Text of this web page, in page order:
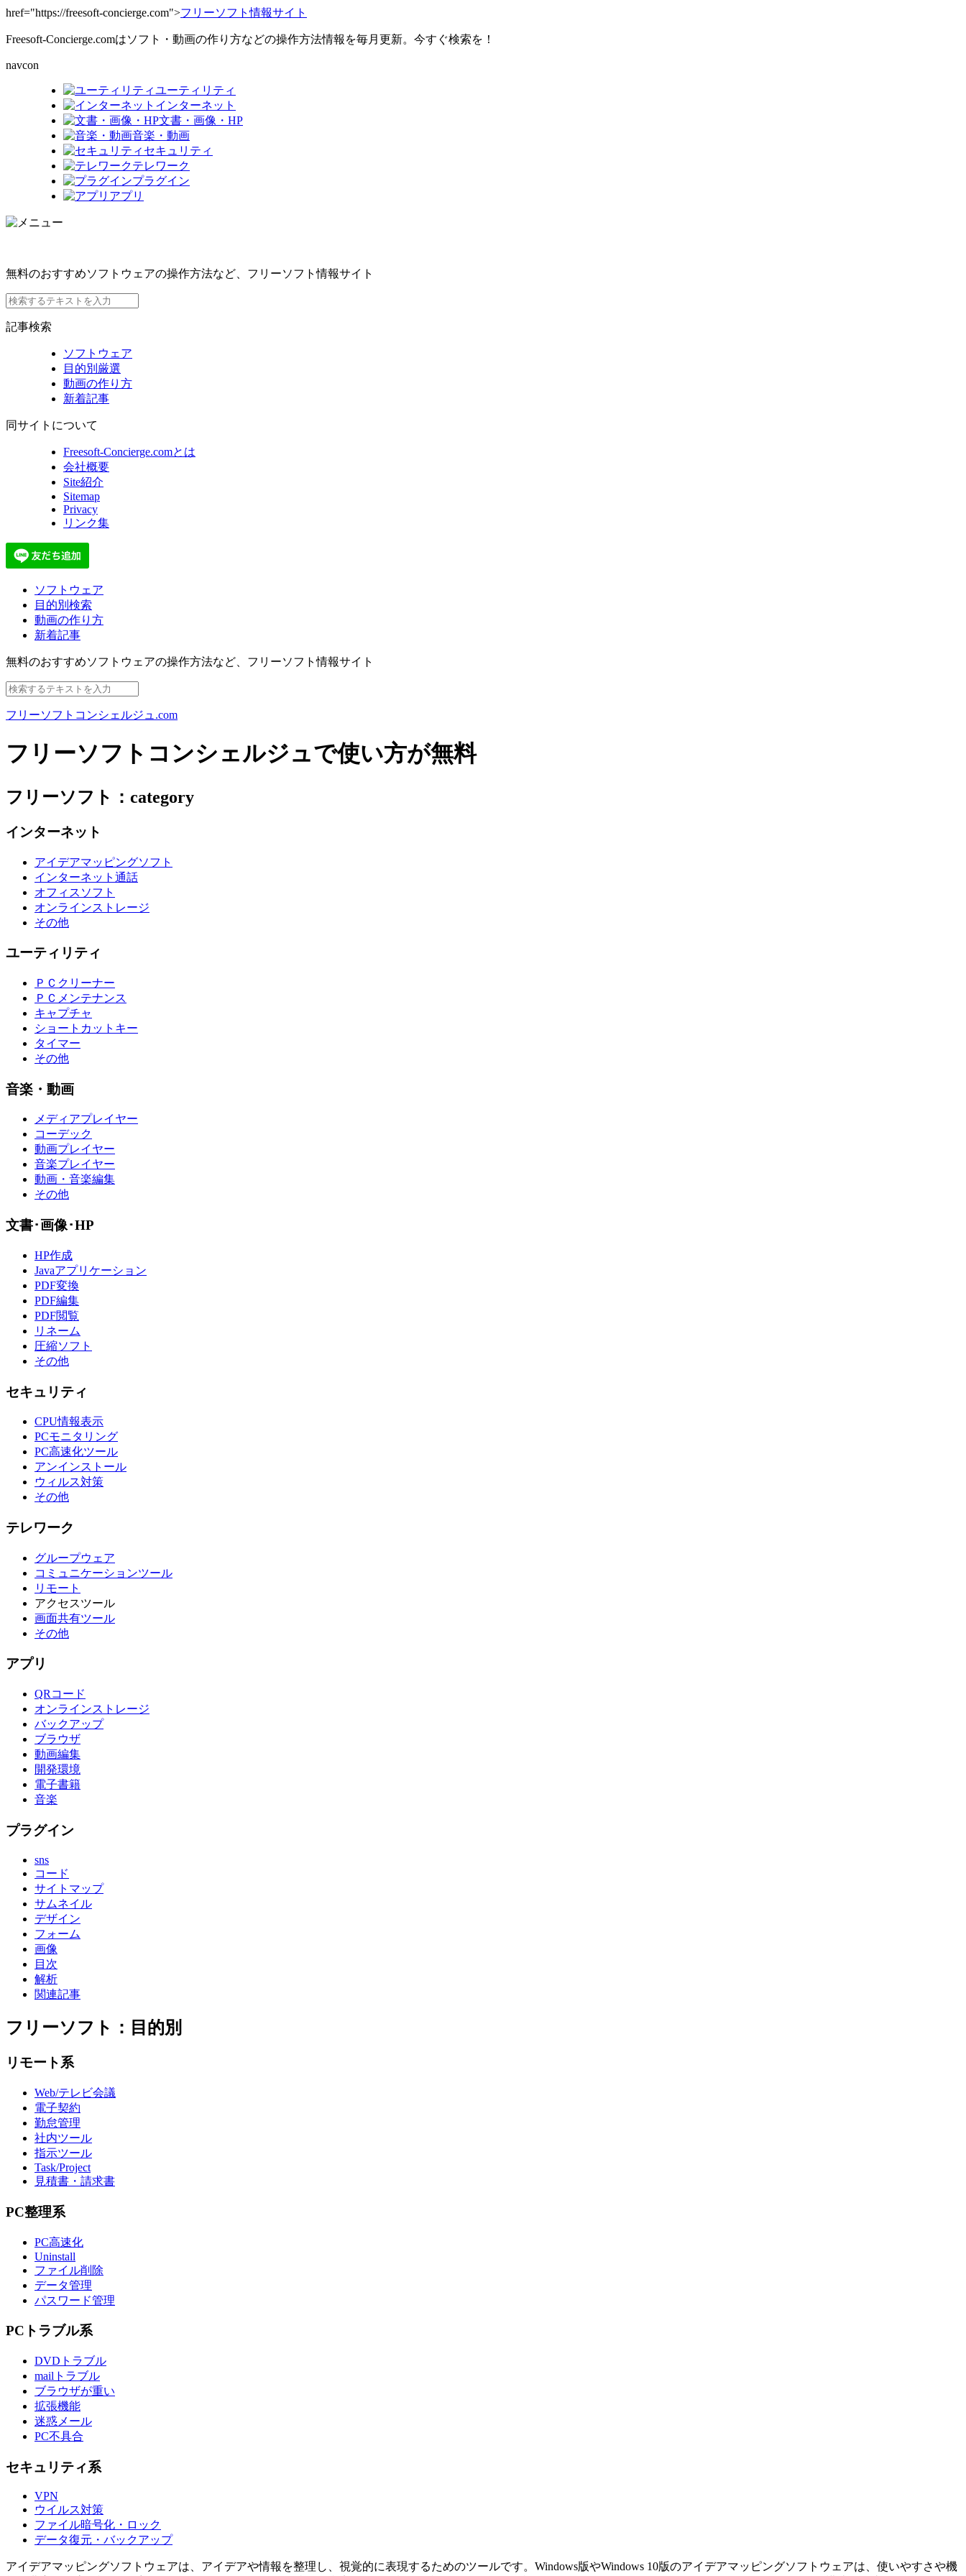
href="https://freesoft-concierge.com">フリーソフト情報サイト
Freesoft-Concierge.comはソフト・動画の作り方などの操作方法情報を毎月更新。今すぐ検索を！
navcon
ユーティリティ
インターネット
文書・画像・HP
音楽・動画
セキュリティ
テレワーク
プラグイン
アプリ
無料のおすすめソフトウェアの操作方法など、フリーソフト情報サイト
記事検索
ソフトウェア
目的別厳選
動画の作り方
新着記事
同サイトについて
Freesoft-Concierge.comとは
会社概要
Site紹介
Sitemap
Privacy
リンク集
ソフトウェア
目的別検索
動画の作り方
新着記事
無料のおすすめソフトウェアの操作方法など、 フリーソフト情報サイト
フリーソフトコンシェルジュ.com
フリーソフトコンシェルジュで使い方が無料
フリーソフト：category
インターネット
アイデアマッピングソフト
インターネット通話
オフィスソフト
オンラインストレージ
その他
ユーティリティ
ＰＣクリーナー
ＰＣメンテナンス
キャプチャ
ショートカットキー
タイマー
その他
音楽・動画
メディアプレイヤー
コーデック
動画プレイヤー
音楽プレイヤー
動画・音楽編集
その他
文書･画像･HP
HP作成
Javaアプリケーション
PDF変換
PDF編集
PDF閲覧
リネーム
圧縮ソフト
その他
セキュリティ
CPU情報表示
PCモニタリング
PC高速化ツール
アンインストール
ウィルス対策
その他
テレワーク
グループウェア
コミュニケーションツール
リモート
アクセスツール
画面共有ツール
その他
アプリ
QRコード
オンラインストレージ
バックアップ
ブラウザ
動画編集
開発環境
電子書籍
音楽
プラグイン
sns
コード
サイトマップ
サムネイル
デザイン
フォーム
画像
目次
解析
関連記事
フリーソフト：目的別
リモート系
Web/テレビ会議
電子契約
勤怠管理
社内ツール
指示ツール
Task/Project
見積書・請求書
PC整理系
PC高速化
Uninstall
ファイル削除
データ管理
パスワード管理
PCトラブル系
DVDトラブル
mailトラブル
ブラウザが重い
拡張機能
迷惑メール
PC不具合
セキュリティ系
VPN
ウイルス対策
ファイル暗号化・ロック
データ復元・バックアップ
アイデアマッピングソフトウェアは、アイデアや情報を整理し、視覚的に表現するためのツールです。Windows版やWindows 10版のアイデアマッピングソフトウェアは、使いやすさや機